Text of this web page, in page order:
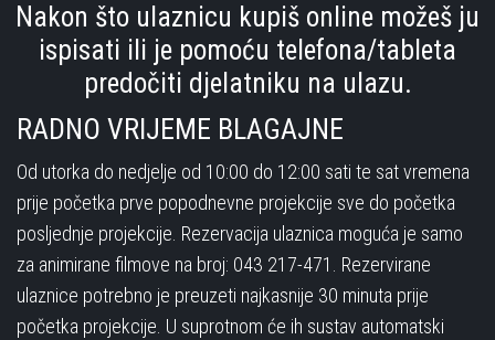
Nakon što ulaznicu kupiš online možeš ju
ispisati ili je pomoću telefona/tableta
predočiti djelatniku na ulazu.
RADNO VRIJEME BLAGAJNE
Od utorka do nedjelje od 10:00 do 12:00 sati te sat vremena
prije početka prve popodnevne projekcije sve do početka
posljednje projekcije. Rezervacija ulaznica moguća je samo
za animirane filmove na broj: 043 217-471. Rezervirane
ulaznice potrebno je preuzeti najkasnije 30 minuta prije
početka projekcije. U suprotnom će ih sustav automatski